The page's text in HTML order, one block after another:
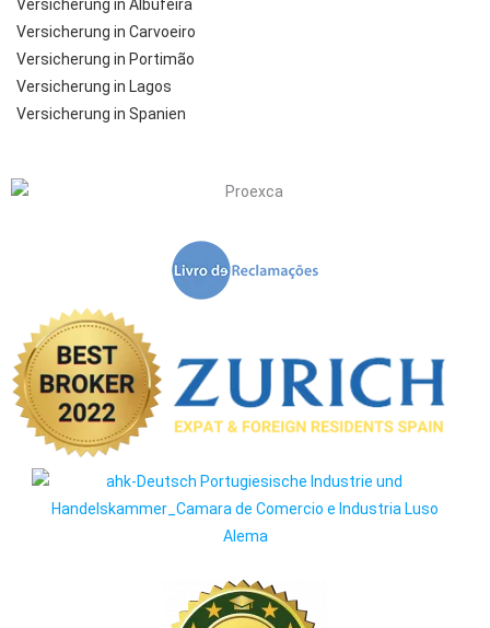
Versicherung in Albufeira
Versicherung in Carvoeiro
Versicherung in Portimão
Versicherung in Lagos
Versicherung in Spanien